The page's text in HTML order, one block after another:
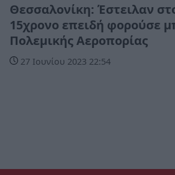
Θεσσαλονίκη: Έστειλαν
15χρονο επειδή φορούσε
Πολεμικής Αεροπορίας
27 Ιουνίου 2023 22:54